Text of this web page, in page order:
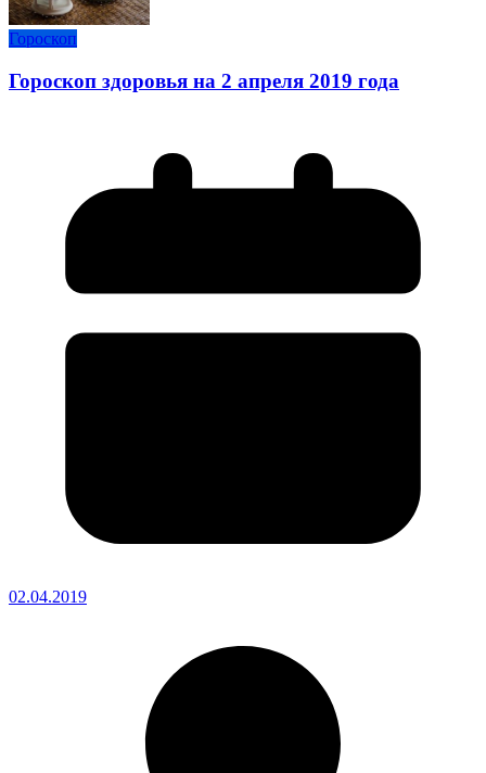
Гороскоп
Гороскоп здоровья на 2 апреля 2019 года
02.04.2019